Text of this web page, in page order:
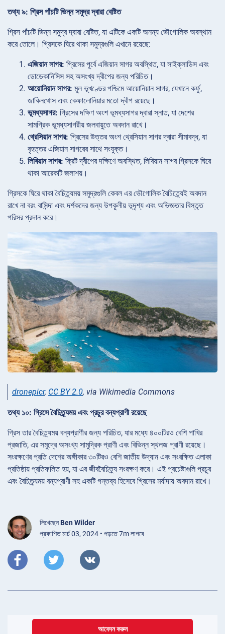
তথ্য ৯: গ্রিস পাঁচটি ভিন্ন সমুদ্র দ্বারা বেষ্টিত
গ্রিস পাঁচটি ভিন্ন সমুদ্র দ্বারা বেষ্টিত, যা এটিকে একটি অনন্য ভৌগোলিক অবস্থান
করে তোলে। গ্রিসকে ঘিরে থাকা সমুদ্রগুলি এখানে রয়েছে:
এজিয়ান সাগর: গ্রিসের পূর্বে এজিয়ান সাগর অবস্থিত, যা সাইক্লাডিস এবং
ডোডেকানিসিস সহ অসংখ্য দ্বীপের জন্য পরিচিত।
আয়োনিয়ান সাগর: মূল ভূখণ্ডের পশ্চিমে আয়োনিয়ান সাগর, যেখানে কর্ফু,
জাকিনথোস এবং কেফালোনিয়ার মতো দ্বীপ রয়েছে।
ভূমধ্যসাগর: গ্রিসের দক্ষিণ অংশ ভূমধ্যসাগর দ্বারা স্নাত, যা দেশের
সামগ্রিক ভূমধ্যসাগরীয় জলবায়ুতে অবদান রাখে।
থ্রেসিয়ান সাগর: গ্রিসের উত্তর অংশ থ্রেসিয়ান সাগর দ্বারা সীমাবদ্ধ, যা
বৃহত্তর এজিয়ান সাগরের সাথে সংযুক্ত।
লিবিয়ান সাগর: ক্রিট দ্বীপের দক্ষিণে অবস্থিত, লিবিয়ান সাগর গ্রিসকে ঘিরে
থাকা আরেকটি জলাশয়।
গ্রিসকে ঘিরে থাকা বৈচিত্র্যময় সমুদ্রগুলি কেবল এর ভৌগোলিক বৈচিত্র্যেই অবদান
রাখে না বরং বাসিন্দা এবং দর্শকদের জন্য উপকূলীয় ভূদৃশ্য এবং অভিজ্ঞতার বিস্তৃত
পরিসর প্রদান করে।
dronepicr, CC BY 2.0, via Wikimedia Commons
তথ্য ১০: গ্রিসে বৈচিত্র্যময় এবং প্রচুর বন্যপ্রাণী রয়েছে
গ্রিস তার বৈচিত্র্যময় বন্যপ্রাণীর জন্য পরিচিত, যার মধ্যে ৪০০টিরও বেশি পাখির
প্রজাতি, এর সমুদ্রে অসংখ্য সামুদ্রিক প্রাণী এবং বিভিন্ন স্থলজ প্রাণী রয়েছে।
সংরক্ষণের প্রতি দেশের অঙ্গীকার ৩০টিরও বেশি জাতীয় উদ্যান এবং সংরক্ষিত এলাকা
প্রতিষ্ঠায় প্রতিফলিত হয়, যা এর জীববৈচিত্র্য সংরক্ষণ করে। এই প্রচেষ্টাগুলি প্রচুর
এবং বৈচিত্র্যময় বন্যপ্রাণী সহ একটি গন্তব্য হিসেবে গ্রিসের মর্যাদায় অবদান রাখে।
লিখেছেনBen Wilder
প্রকাশিত মার্চ 03, 2024 • পড়তে 7m লাগবে
আবেদন করুন